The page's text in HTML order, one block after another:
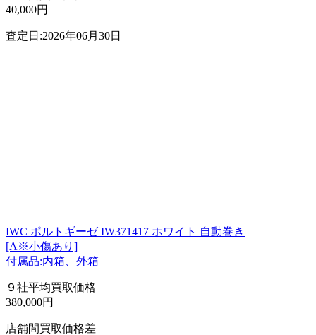
40,000円
査定日:2026年06月30日
IWC ポルトギーゼ IW371417 ホワイト 自動巻き
[A※小傷あり]
付属品:内箱、外箱
９社平均買取価格
380,000円
店舗間買取価格差